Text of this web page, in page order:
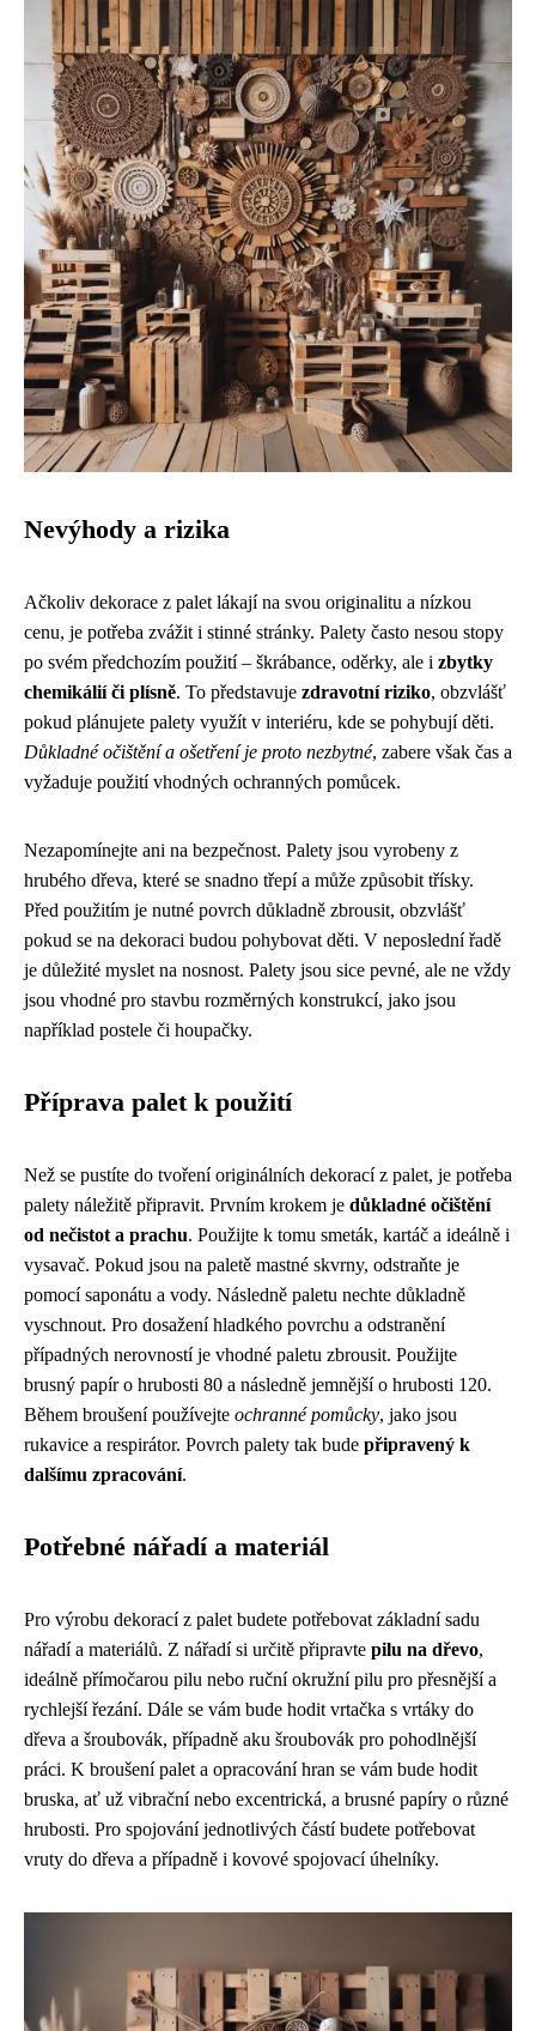
Nevýhody a rizika
Ačkoliv dekorace z palet lákají na svou originalitu a nízkou
cenu, je potřeba zvážit i stinné stránky. Palety často nesou stopy
po svém předchozím použití – škrábance, oděrky, ale i zbytky
chemikálií či plísně. To představuje zdravotní riziko, obzvlášť
pokud plánujete palety využít v interiéru, kde se pohybují děti.
Důkladné očištění a ošetření je proto nezbytné, zabere však čas a
vyžaduje použití vhodných ochranných pomůcek.
Nezapomínejte ani na bezpečnost. Palety jsou vyrobeny z
hrubého dřeva, které se snadno třepí a může způsobit třísky.
Před použitím je nutné povrch důkladně zbrousit, obzvlášť
pokud se na dekoraci budou pohybovat děti. V neposlední řadě
je důležité myslet na nosnost. Palety jsou sice pevné, ale ne vždy
jsou vhodné pro stavbu rozměrných konstrukcí, jako jsou
například postele či houpačky.
Příprava palet k použití
Než se pustíte do tvoření originálních dekorací z palet, je potřeba
palety náležitě připravit. Prvním krokem je důkladné očištění
od nečistot a prachu. Použijte k tomu smeták, kartáč a ideálně i
vysavač. Pokud jsou na paletě mastné skvrny, odstraňte je
pomocí saponátu a vody. Následně paletu nechte důkladně
vyschnout. Pro dosažení hladkého povrchu a odstranění
případných nerovností je vhodné paletu zbrousit. Použijte
brusný papír o hrubosti 80 a následně jemnější o hrubosti 120.
Během broušení používejte ochranné pomůcky, jako jsou
rukavice a respirátor. Povrch palety tak bude připravený k
dalšímu zpracování.
Potřebné nářadí a materiál
Pro výrobu dekorací z palet budete potřebovat základní sadu
nářadí a materiálů. Z nářadí si určitě připravte pilu na dřevo,
ideálně přímočarou pilu nebo ruční okružní pilu pro přesnější a
rychlejší řezání. Dále se vám bude hodit vrtačka s vrtáky do
dřeva a šroubovák, případně aku šroubovák pro pohodlnější
práci. K broušení palet a opracování hran se vám bude hodit
bruska, ať už vibrační nebo excentrická, a brusné papíry o různé
hrubosti. Pro spojování jednotlivých částí budete potřebovat
vruty do dřeva a případně i kovové spojovací úhelníky.